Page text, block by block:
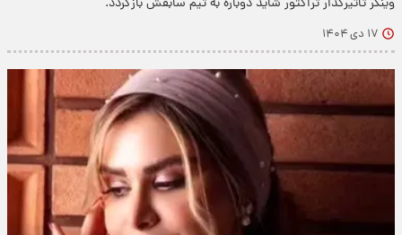
وینگر تاثیرگذار تراکتور شاید دوباره به تیم سابقش بازگردد.
۱۷ دی ۱۴۰۴